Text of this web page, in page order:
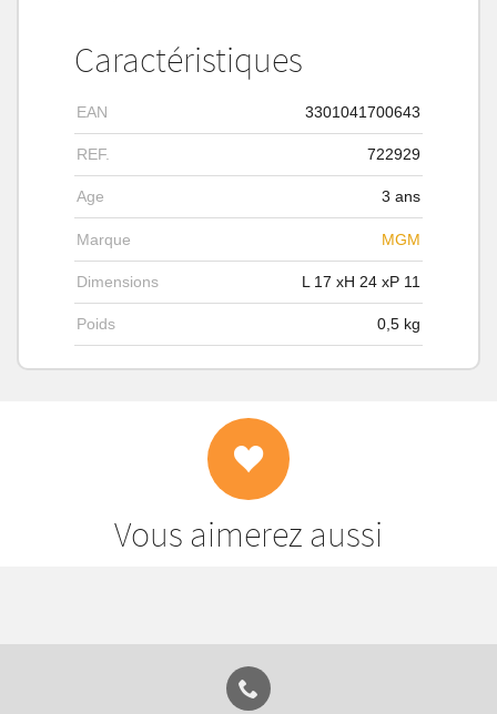
Caractéristiques
EAN 3301041700643
REF. 722929
Age 3 ans
Marque MGM
Dimensions L 17 xH 24xP 11
Poids 0,5kg
Vous aimerez aussi